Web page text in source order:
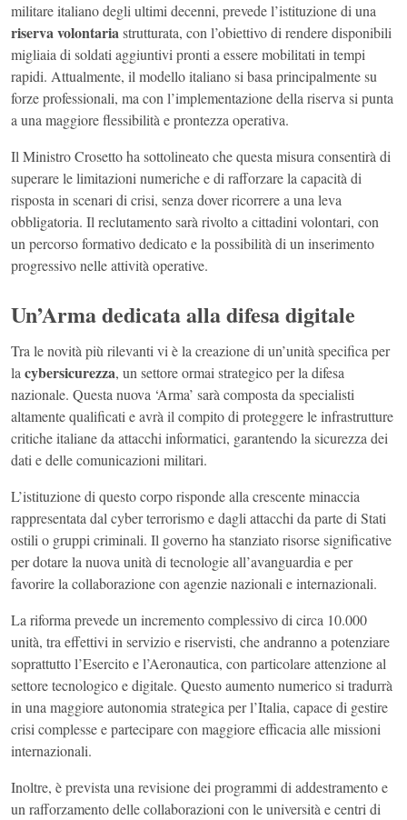
militare italiano degli ultimi decenni, prevede l’istituzione di una
riserva volontariastrutturata, con l’obiettivo di rendere disponibili
migliaia di soldati aggiuntivi pronti a essere mobilitati in tempi
rapidi. Attualmente, il modello italiano si basa principalmente su
forze professionali, ma con l’implementazione della riserva si punta
a una maggiore flessibilità e prontezza operativa.
Il Ministro Crosetto ha sottolineato che questa misura consentirà di
superare le limitazioni numeriche e di rafforzare la capacità di
risposta in scenari di crisi, senza dover ricorrere a una leva
obbligatoria. Il reclutamento sarà rivolto a cittadini volontari, con
un percorso formativo dedicato e la possibilità di un inserimento
progressivo nelle attività operative.
Un’Arma dedicata alla difesa digitale
Tra le novità più rilevanti vi è la creazione di un’unità specifica per
la cybersicurezza, un settore ormai strategico per la difesa
nazionale. Questa nuova ‘Arma’ sarà composta da specialisti
altamente qualificati e avrà il compito di proteggere le infrastrutture
critiche italiane da attacchi informatici, garantendo la sicurezza dei
dati e delle comunicazioni militari.
L’istituzione di questo corpo risponde alla crescente minaccia
rappresentata dal cyber terrorismo e dagli attacchi da parte di Stati
ostili o gruppi criminali. Il governo ha stanziato risorse significative
per dotare la nuova unità di tecnologie all’avanguardia e per
favorire la collaborazione con agenzie nazionali e internazionali.
La riforma prevede un incremento complessivo di circa 10.000
unità, tra effettivi in servizio e riservisti, che andranno a potenziare
soprattutto l’Esercito e l’Aeronautica, con particolare attenzione al
settore tecnologico e digitale. Questo aumento numerico si tradurrà
in una maggiore autonomia strategica per l’Italia, capace di gestire
crisi complesse e partecipare con maggiore efficacia alle missioni
internazionali.
Inoltre, è prevista una revisione dei programmi di addestramento e
un rafforzamento delle collaborazioni con le università e centri di